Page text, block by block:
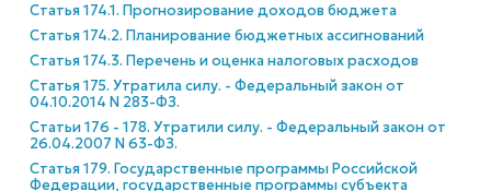
Статья 174.1. Прогнозирование доходов бюджета
Статья 174.2. Планирование бюджетных ассигнований
Статья 174.3. Перечень и оценка налоговых расходов
Статья 175. Утратила силу. - Федеральный закон от
04.10.2014 N 283-ФЗ.
Статьи 176 - 178. Утратили силу. - Федеральный закон от
26.04.2007 N 63-ФЗ.
Статья 179. Государственные программы Российской
Федерации, государственные программы субъекта